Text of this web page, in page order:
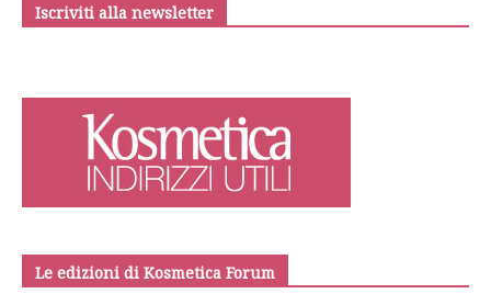
Iscriviti alla newsletter
Le edizioni di Kosmetica Forum